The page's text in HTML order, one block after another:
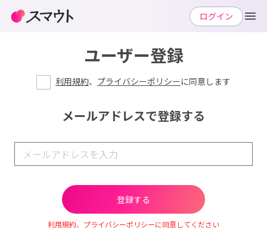
ユーザー登録
利用規約、 プライバシーポリシーに同意します
メールアドレスで登録する
利用規約、プライバシーポリシーに同意してください
ログイン